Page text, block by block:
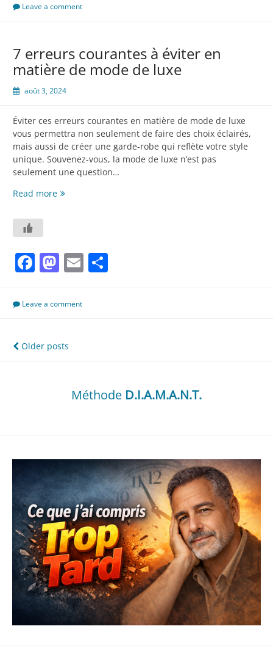
Leave a comment
7 erreurs courantes à éviter en
matière de mode de luxe
août 3, 2024
Éviter ces erreurs courantes en matière de mode de luxe
vous permettra non seulement de faire des choix éclairés,
mais aussi de créer une garde-robe qui reflète votre style
unique. Souvenez-vous, la mode de luxe n’est pas
seulement une question…
Read more7
en
matière
de
Facebook
Mastodon
Email
Leave a comment
Navigation
articles
Older posts
Méthode D.I.A.M.A.N.T.